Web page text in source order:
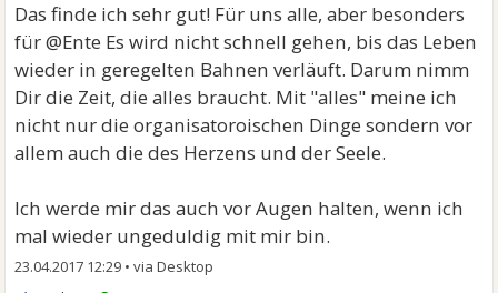
Das finde ich sehr gut! Für uns alle, aber besonders
für @Ente Es wird nicht schnell gehen, bis das Leben
wieder in geregelten Bahnen verläuft. Darum nimm
Dir die Zeit, die alles braucht. Mit "alles" meine ich
nicht nur die organisatoroischen Dinge sondern vor
allem auch die des Herzens und der Seele.
Ich werde mir das auch vor Augen halten, wenn ich
mal wieder ungeduldig mit mir bin.
23.04.2017 12:29 •